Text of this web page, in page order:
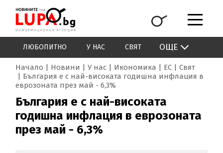
ЛЮБОПИТНО У НАС СВЯТ ОЩЕ
Начало Новини У нас Икономика ЕС
Свят
България е с най-високата годишна инфлация в
еврозоната през май - 6,3%
България е с най-високата
годишна инфлация в еврозоната
през май - 6,3%